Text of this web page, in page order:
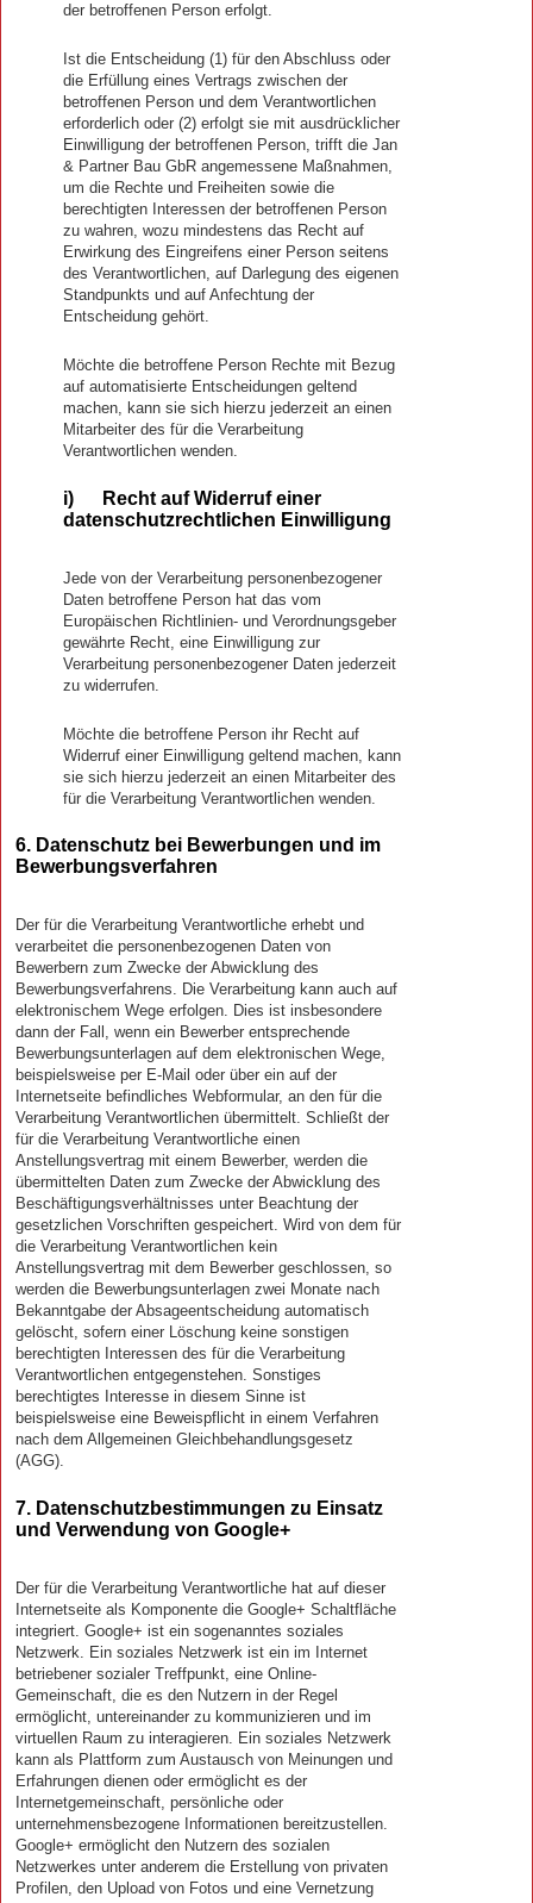
der betroffenen Person erfolgt.
Ist die Entscheidung (1) für den Abschluss oder
die Erfüllung eines Vertrags zwischen der
betroffenen Person und dem Verantwortlichen
erforderlich oder (2) erfolgt sie mit ausdrücklicher
Einwilligung der betroffenen Person, trifft die Jan
& Partner Bau GbR angemessene Maßnahmen,
um die Rechte und Freiheiten sowie die
berechtigten Interessen der betroffenen Person
zu wahren, wozu mindestens das Recht auf
Erwirkung des Eingreifens einer Person seitens
des Verantwortlichen, auf Darlegung des eigenen
Standpunkts und auf Anfechtung der
Entscheidung gehört.
Möchte die betroffene Person Rechte mit Bezug
auf automatisierte Entscheidungen geltend
machen, kann sie sich hierzu jederzeit an einen
Mitarbeiter des für die Verarbeitung
Verantwortlichen wenden.
i) Recht auf Widerruf einer
datenschutzrechtlichen Einwilligung
Jede von der Verarbeitung personenbezogener
Daten betroffene Person hat das vom
Europäischen Richtlinien- und Verordnungsgeber
gewährte Recht, eine Einwilligung zur
Verarbeitung personenbezogener Daten jederzeit
zu widerrufen.
Möchte die betroffene Person ihr Recht auf
Widerruf einer Einwilligung geltend machen, kann
sie sich hierzu jederzeit an einen Mitarbeiter des
für die Verarbeitung Verantwortlichen wenden.
6. Datenschutz bei Bewerbungen und im
Bewerbungsverfahren
Der für die Verarbeitung Verantwortliche erhebt und
verarbeitet die personenbezogenen Daten von
Bewerbern zum Zwecke der Abwicklung des
Bewerbungsverfahrens. Die Verarbeitung kann auch auf
elektronischem Wege erfolgen. Dies ist insbesondere
dann der Fall, wenn ein Bewerber entsprechende
Bewerbungsunterlagen auf dem elektronischen Wege,
beispielsweise per E-Mail oder über ein auf der
Internetseite befindliches Webformular, an den für die
Verarbeitung Verantwortlichen übermittelt. Schließt der
für die Verarbeitung Verantwortliche einen
Anstellungsvertrag mit einem Bewerber, werden die
übermittelten Daten zum Zwecke der Abwicklung des
Beschäftigungsverhältnisses unter Beachtung der
gesetzlichen Vorschriften gespeichert. Wird von dem für
die Verarbeitung Verantwortlichen kein
Anstellungsvertrag mit dem Bewerber geschlossen, so
werden die Bewerbungsunterlagen zwei Monate nach
Bekanntgabe der Absageentscheidung automatisch
gelöscht, sofern einer Löschung keine sonstigen
berechtigten Interessen des für die Verarbeitung
Verantwortlichen entgegenstehen. Sonstiges
berechtigtes Interesse in diesem Sinne ist
beispielsweise eine Beweispflicht in einem Verfahren
nach dem Allgemeinen Gleichbehandlungsgesetz
(AGG).
7. Datenschutzbestimmungen zu Einsatz
und Verwendung von Google+
Der für die Verarbeitung Verantwortliche hat auf dieser
Internetseite als Komponente die Google+ Schaltfläche
integriert. Google+ ist ein sogenanntes soziales
Netzwerk. Ein soziales Netzwerk ist ein im Internet
betriebener sozialer Treffpunkt, eine Online-
Gemeinschaft, die es den Nutzern in der Regel
ermöglicht, untereinander zu kommunizieren und im
virtuellen Raum zu interagieren. Ein soziales Netzwerk
kann als Plattform zum Austausch von Meinungen und
Erfahrungen dienen oder ermöglicht es der
Internetgemeinschaft, persönliche oder
unternehmensbezogene Informationen bereitzustellen.
Google+ ermöglicht den Nutzern des sozialen
Netzwerkes unter anderem die Erstellung von privaten
Profilen, den Upload von Fotos und eine Vernetzung